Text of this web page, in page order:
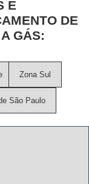
E
DE
GÁS:
Zona Sul
São Paulo